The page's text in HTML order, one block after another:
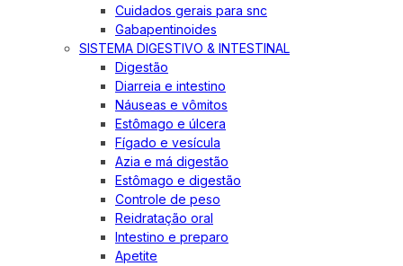
Cuidados gerais para snc
Gabapentinoides
SISTEMA DIGESTIVO & INTESTINAL
Digestão
Diarreia e intestino
Náuseas e vômitos
Estômago e úlcera
Fígado e vesícula
Azia e má digestão
Estômago e digestão
Controle de peso
Reidratação oral
Intestino e preparo
Apetite